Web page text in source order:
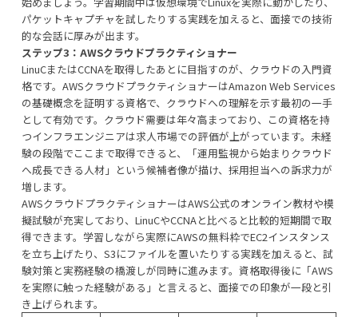
パケットキャプチャを試したりする実践を加えると、面接での技術
的な会話に厚みが出ます。
ステップ3：AWSクラウドプラクティショナー
LinuCまたはCCNAを取得したあとに目指すのが、クラウドの入門資
格です。AWSクラウドプラクティショナーはAmazon Web Services
の基礎概念を証明する資格で、クラウドへの理解を示す最初の一手
として有効です。クラウド需要は年々高まっており、この資格を持
つインフラエンジニアは求人市場での評価が上がっています。未経
験の段階でここまで取得できると、「運用監視から始まりクラウド
へ成長できる人材」という候補者像が描け、採用担当への訴求力が
増します。
AWSクラウドプラクティショナーはAWS公式のオンライン教材や模
擬試験が充実しており、LinuCやCCNAと比べると比較的短期間で取
得できます。学習しながら実際にAWSの無料枠でEC2インスタンス
を立ち上げたり、S3にファイルを置いたりする実践を加えると、試
験対策と実務経験の橋渡しが同時に進みます。資格取得後に「AWS
を実際に触った経験がある」と言えると、面接での印象が一段と引
き上げられます。